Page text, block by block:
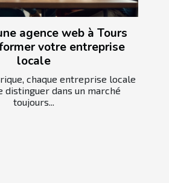
agence web à Tours
votre entreprise
locale
chaque entreprise locale
distinguer dans un marché
toujours...